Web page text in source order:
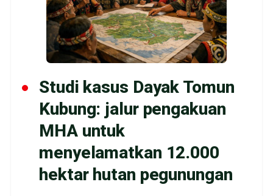
Studi kasus Dayak Tomun
Kubung: jalur pengakuan
MHA untuk
menyelamatkan 12.000
hektar hutan pegunungan